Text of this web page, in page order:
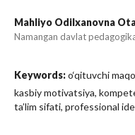
Mahliyo Odilxanovna
Namangan davlat
Keywords:o‘qituvchi
kasbiy motivatsiya,
ta’lim sifati, professional